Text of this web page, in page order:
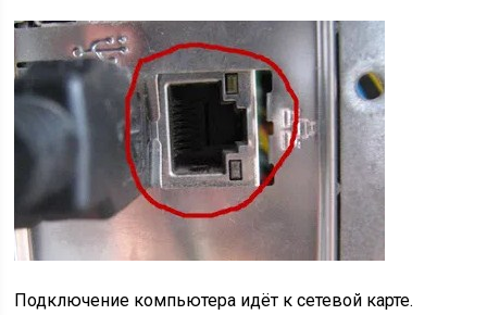
Подключение компьютера идёт к сетевой карте.